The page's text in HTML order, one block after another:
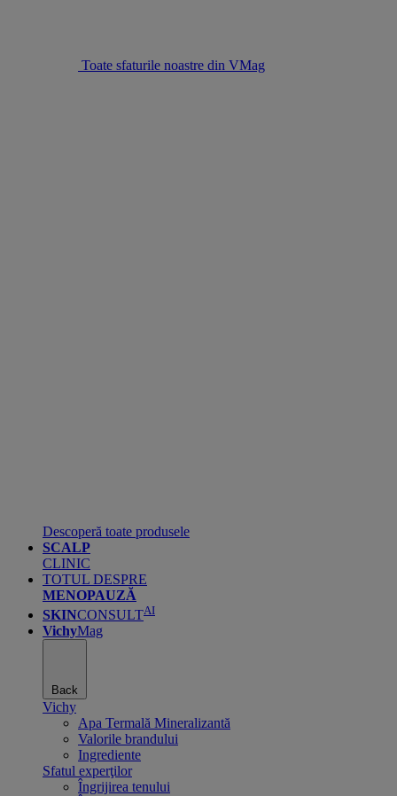
Toate sfaturile noastre din VMag
Descoperă toate produsele
SCALP
CLINIC
TOTUL DESPRE
MENOPAUZĂ
SKINCONSULTAI
VichyMag
Back
Vichy
Apa Termală Mineralizantă
Valorile brandului
Ingrediente
Sfatul experţilor
Îngrijirea tenului